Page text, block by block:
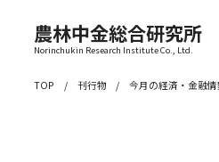
農林中金総合研究所
Norinchukin Research Institute Co., Ltd.
TOP 刊行物 今月の経済・金融情